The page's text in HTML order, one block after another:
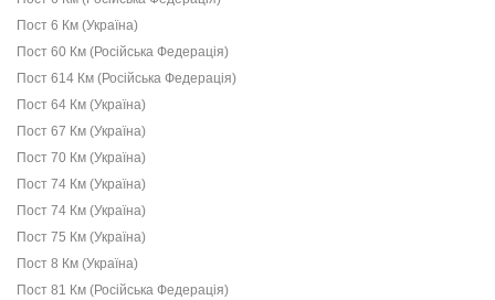
Пост 6 Км (Україна)
Пост 60 Км (Російська Федерація)
Пост 614 Км (Російська Федерація)
Пост 64 Км (Україна)
Пост 67 Км (Україна)
Пост 70 Км (Україна)
Пост 74 Км (Україна)
Пост 74 Км (Україна)
Пост 75 Км (Україна)
Пост 8 Км (Україна)
Пост 81 Км (Російська Федерація)